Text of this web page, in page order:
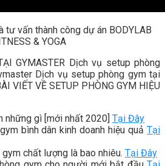
tư vấn thành công dự án BODYLAB
& YOGA
GYMASTER Dịch vụ setup phòng
Dịch vụ setup phòng gym tại
VIẾT VỀ SETUP PHÒNG GYM HIỆU
những gì [mới nhất 2020] Tại Đây
bình dân kinh doanh hiệu quả Tại
gym chất lượng là bao nhiêu. Tại Đây